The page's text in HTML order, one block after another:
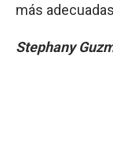
más
Stephany